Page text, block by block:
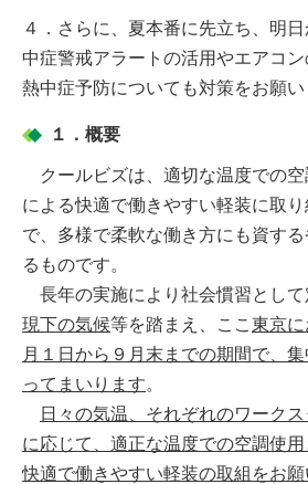
４．さらに、夏本番に先立ち、明
中症警戒アラートの活用やエアコン
熱中症予防についても対策をお願い
１．概要
クールビズは、適切な温度での
による快適で働きやすい軽装に取
で、多様で柔軟な働き方にも資す
るものです。
長年の実施により社会慣習とし
現下の気候等を踏まえ、ここ 東京に
月１日から９月末までの期間で、
ってまいります。
日々の気温、それぞれのワーク
に応じて、適正な温度での空調使
快適で働きやすい軽装の取組をお